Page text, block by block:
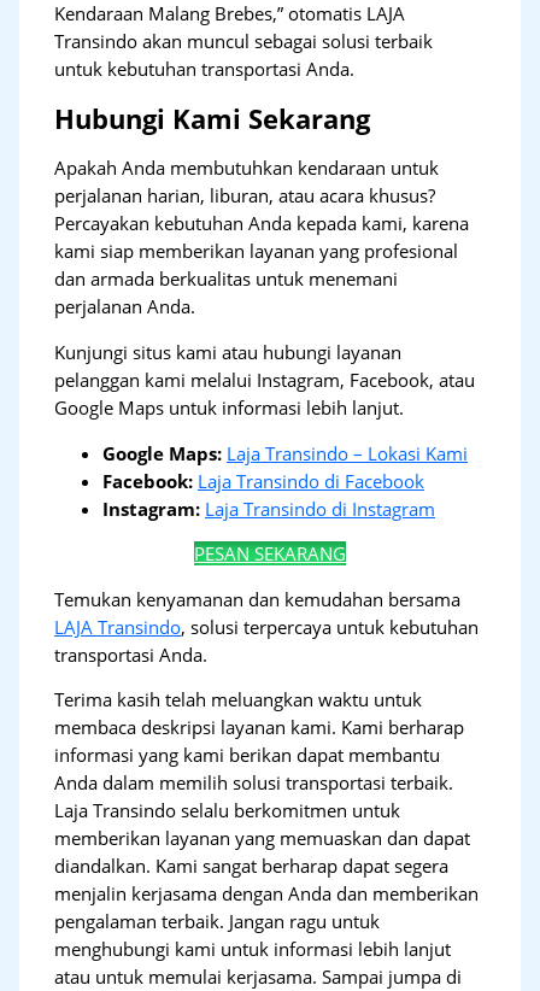
Kendaraan Malang Brebes,” otomatis LAJA
Transindo akan muncul sebagai solusi terbaik
untuk kebutuhan transportasi Anda.
Hubungi Kami Sekarang
Apakah Anda membutuhkan kendaraan untuk
perjalanan harian, liburan, atau acara khusus?
Percayakan kebutuhan Anda kepada kami, karena
kami siap memberikan layanan yang profesional
dan armada berkualitas untuk menemani
perjalanan Anda.
Kunjungi situs kami atau hubungi layanan
pelanggan kami melalui Instagram, Facebook, atau
Google Maps untuk informasi lebih lanjut.
Google Maps: Laja Transindo – Lokasi Kami
Facebook: Laja Transindo di Facebook
Instagram: Laja Transindo di Instagram
PESAN SEKARANG
Temukan kenyamanan dan kemudahan bersama
LAJA Transindo, solusi terpercaya untuk kebutuhan
transportasi Anda.
Terima kasih telah meluangkan waktu untuk
membaca deskripsi layanan kami. Kami berharap
informasi yang kami berikan dapat membantu
Anda dalam memilih solusi transportasi terbaik.
Laja Transindo selalu berkomitmen untuk
memberikan layanan yang memuaskan dan dapat
diandalkan. Kami sangat berharap dapat segera
menjalin kerjasama dengan Anda dan memberikan
pengalaman terbaik. Jangan ragu untuk
menghubungi kami untuk informasi lebih lanjut
atau untuk memulai kerjasama. Sampai jumpa di